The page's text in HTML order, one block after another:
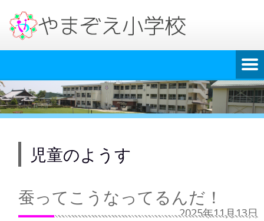
児童のようす
蚕ってこうなってるんだ！
2025年11月13日